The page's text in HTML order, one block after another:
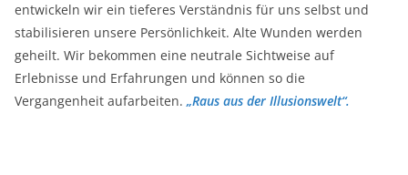
entwickeln wir ein tieferes Verständnis für uns selbst und
stabilisieren unsere Persönlichkeit. Alte Wunden werden
geheilt. Wir bekommen eine neutrale Sichtweise auf
Erlebnisse und Erfahrungen und können so die
Vergangenheit aufarbeiten. „Raus aus der Illusionswelt“.